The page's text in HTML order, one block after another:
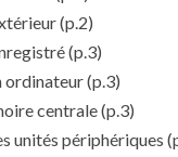
(p.2)
(p.3)
ordinateur(p.3)
centrale(p.3)
unités périphériques